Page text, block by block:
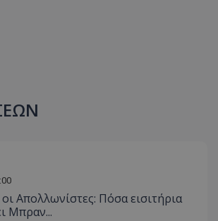
Απολλωνίστες: Πόσα εισιτήρια
Μπραν...